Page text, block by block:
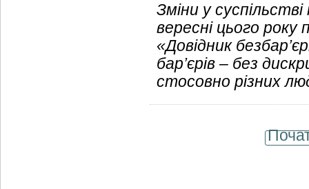
Зміни у
вересні цього
«Довідник
бар’єрів – без
стосовно різних